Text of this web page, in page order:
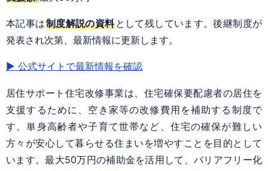
本記事は制度解説の資料として残しています。後継制度が
発表され次第、最新情報に更新します。
▶ 公式サイトで最新情報を確認
居住サポート住宅改修事業は、住宅確保要配慮者の居住を
支援するために、空き家等の改修費用を補助する制度で
す。単身高齢者や子育て世帯など、住宅の確保が難しい
方々が安心して暮らせる住まいを増やすことを目的として
います。最大50万円の補助金を活用して、バリアフリー化